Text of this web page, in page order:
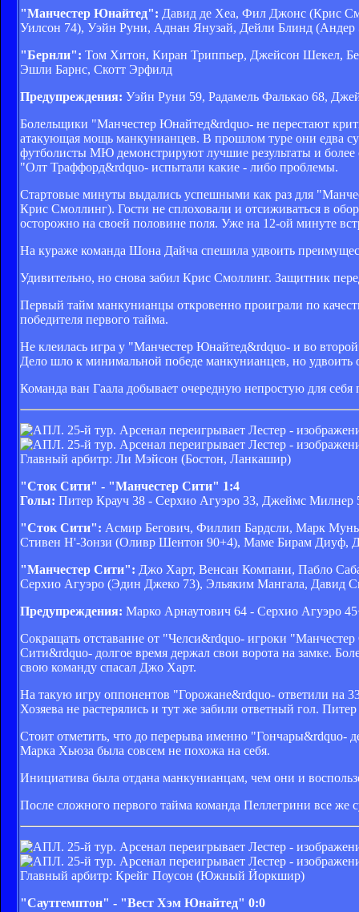
"Манчестер Юнайтед": Давид де Хеа, Фил Джонс (Крис
Уилсон 74), Уэйн Руни, Аднан Янузай, Дейли Блинд
"Бернли": Том Хитон, Киран Триппьер, Джейсон Шекел,
Эшли Барнс, Скотт Эрфилд
Предупреждения: Уэйн Руни 59, Радамель Фалькао 68,
Болельщики "Манчестер Юнайтед&rdquo- не перестают
атакующая мощь манкунианцев. В прошлом туре они едва
футболисты МЮ демонстрируют лучшие результаты и более
"Олт Траффорд&rdquo- испытали какие - либо проблемы.
Стартовые минуты выдались успешными как раз для
Крис Смоллинг). Гости не сплоховали и отсиживаться в
осторожно на своей половине поля. Уже на 12-ой минуте
На кураже команда Шона Дайча спешила удвоить
Удивительно, но снова забил Крис Смоллинг. Защитник
Первый тайм манкунианцы откровенно проиграли по
победителя первого тайма.
Не клеилась игра у "Манчестер Юнайтед&rdquo- и во
Дело шло к минимальной победе манкунианцев, но удвоить
Команда ван Гаала добывает очередную непростую для
Главный арбитр: Ли Мэйсон (Бостон, Ланкашир)
"Сток Сити" - "Манчестер Сити" 1:4
Голы: Питер Крауч 38 - Серхио Агуэро 33, Джеймс
"Сток Сити": Асмир Бегович, Филлип Бардсли, Марк
Стивен Н'-Зонзи (Оливр Шентон 90+4), Маме Бирам Диуф,
"Манчестер Сити": Джо Харт, Венсан Компани, Пабло
Серхио Агуэро (Эдин Джеко 73), Эльяким Мангала, Давид
Предупреждения: Марко Арнаутович 64 - Серхио Агуэро
Сокращать отставание от "Челси&rdquo- игроки
Сити&rdquo- долгое время держал свои ворота на замке.
свою команду спасал Джо Харт.
На такую игру оппонентов "Горожане&rdquo- ответили на
Хозяева не растерялись и тут же забили ответный гол.
Стоит отметить, что до перерыва именно "Гончары&rdquo-
Марка Хьюза была совсем не похожа на себя.
Инициатива была отдана манкунианцам, чем они и
После сложного первого тайма команда Пеллегрини все же
Главный арбитр: Крейг Поусон (Южный Йоркшир)
"Саутгемптон" - "Вест Хэм Юнайтед" 0:0